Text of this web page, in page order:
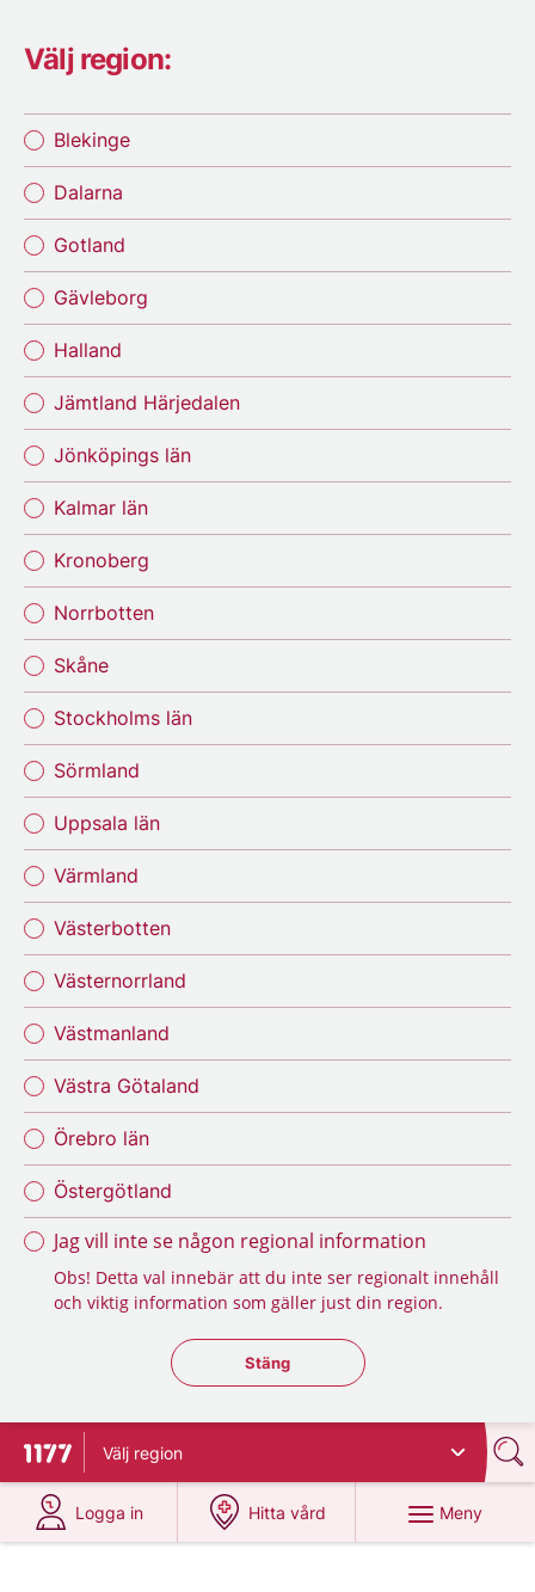
Välj region:
Blekinge
Dalarna
Gotland
Gävleborg
Halland
Jämtland Härjedalen
Jönköpings län
Kalmar län
Kronoberg
Norrbotten
Skåne
Stockholms län
Sörmland
Uppsala län
Värmland
Västerbotten
Västernorrland
Västmanland
Västra Götaland
Örebro län
Östergötland
Jag vill inte se någon regional information
Obs! Detta val innebär att du inte ser regionalt innehåll
och viktig information som gäller just din region.
Stäng regionsväljaren
Stäng
Till startsidan för 1177
Välj region
Logga in
på 1177.se
Hitta vård
på 1177.se
Meny